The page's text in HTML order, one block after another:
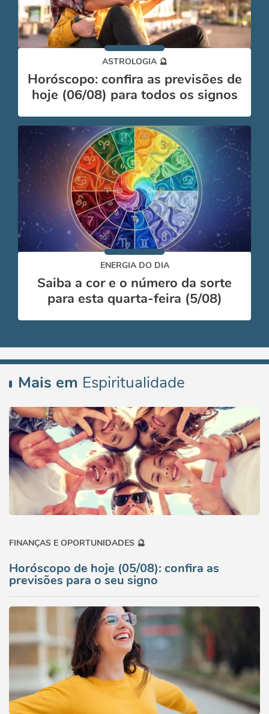
ASTROLOGIA 🔮
Horóscopo: confira as previsões de
hoje (06/08) para todos os signos
ENERGIA DO DIA
Saiba a cor e o número da sorte
para esta quarta-feira (5/08)
Mais em Espiritualidade
FINANÇAS E OPORTUNIDADES 🔮
Horóscopo de hoje (05/08): confira as
previsões para o seu signo